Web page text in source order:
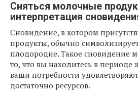
Сняться молочные
интерпретация
Сновидение, в котором
продукты, обычно
плодородие. Такое сновидение
то, что вы находитесь в периоде
ваши потребности
достаточно ресурсов.